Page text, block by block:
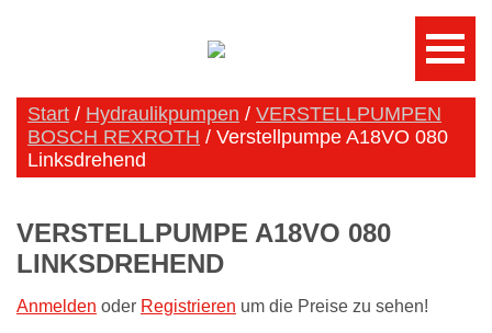
Start / Hydraulikpumpen / VERSTELLPUMPEN
BOSCH REXROTH / Verstellpumpe A18VO 080
Linksdrehend
VERSTELLPUMPE A18VO 080
LINKSDREHEND
Anmelden oder Registrieren um die Preise zu sehen!